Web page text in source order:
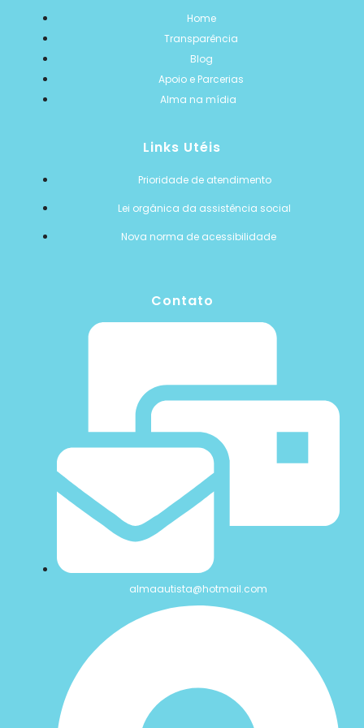
Home
Transparência
Blog
Apoio e Parcerias
Alma na mídia
Links Utéis
Prioridade de atendimento
Lei orgânica da assistência social
Nova norma de acessibilidade
Contato
almaautista@hotmail.com